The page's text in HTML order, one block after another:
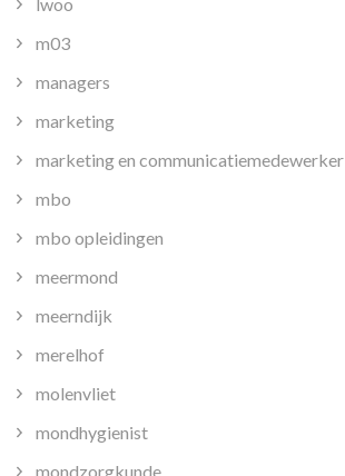
m03
managers
marketing
marketing en communicatiemedewerker
mbo
mbo opleidingen
meermond
meerndijk
merelhof
molenvliet
mondhygienist
mondzorgkunde